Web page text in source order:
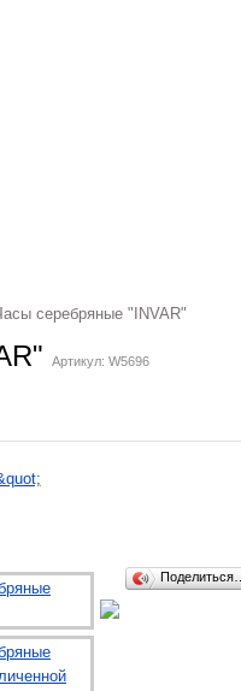
серебряные "INVAR"
Артикул: W5696
Поделиться…